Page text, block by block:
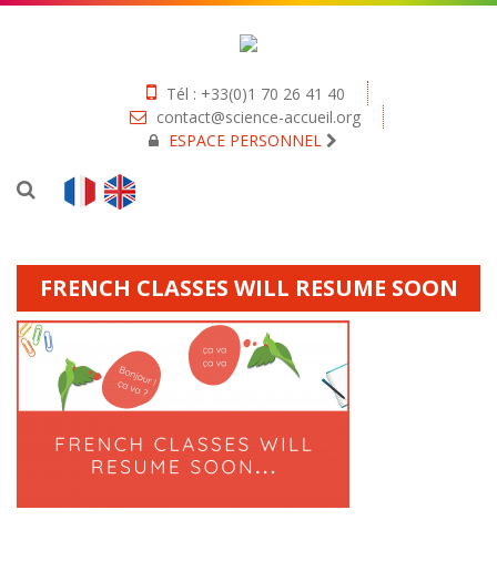
Tél : +33(0)1 70 26 41 40
contact@science-accueil.org
ESPACE PERSONNEL
FRENCH CLASSES WILL RESUME SOON